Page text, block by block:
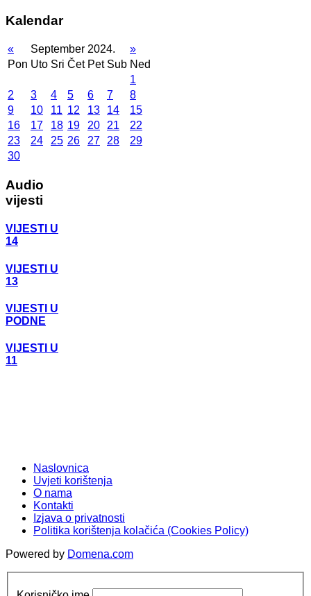
Kalendar
« September 2024.
»
Pon Uto Sri Čet Pet Sub Ned
1
2
3 4 5 6 7
8
9
10 11 12 13 14
15
16
17 18 19 20 21
22
23
24 25 26 27 28
29
30
Audio
vijesti
VIJESTI U
14
VIJESTI U
13
VIJESTI U
PODNE
VIJESTI U
11
Naslovnica
Uvjeti korištenja
O nama
Kontakti
Izjava o privatnosti
Politika korištenja kolačića (Cookies Policy)
Powered by Domena.com